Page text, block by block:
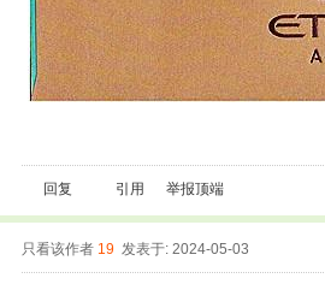
回复 引用 举报顶端
只看该作者 19 发表于: 2024-05-03